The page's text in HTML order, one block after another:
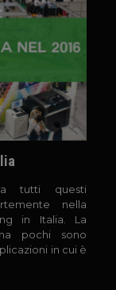
tutti questi
nella
in Italia. La
pochi sono
in cui è